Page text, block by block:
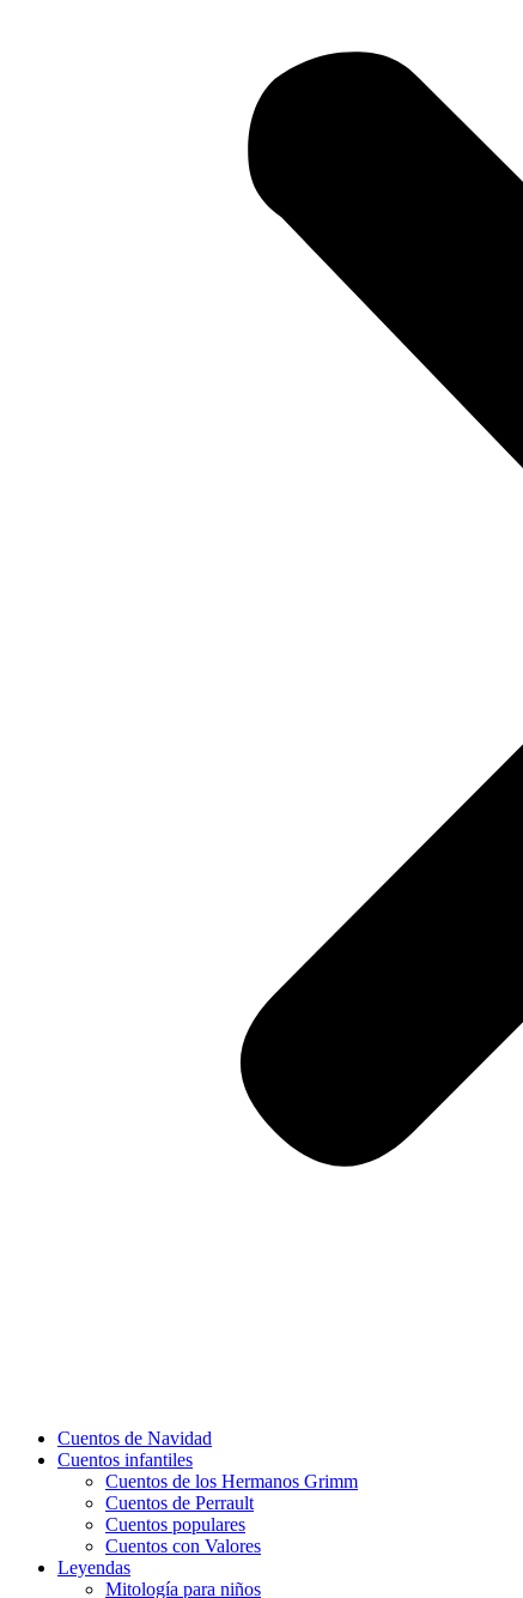
Cuentos de Navidad
Cuentos infantiles
Cuentos de los Hermanos Grimm
Cuentos de Perrault
Cuentos populares
Cuentos con Valores
Leyendas
Mitología para niños